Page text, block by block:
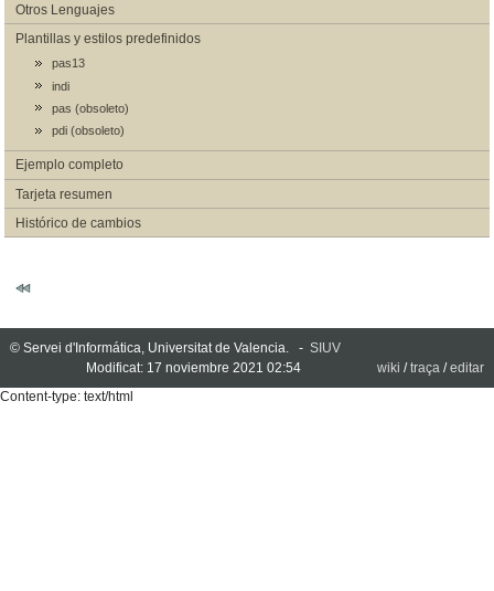
Otros Lenguajes
Plantillas y estilos predefinidos
pas13
indi
pas (obsoleto)
pdi (obsoleto)
Ejemplo completo
Tarjeta resumen
Histórico de cambios
© Servei d'Informática, Universitat de Valencia. - SIUV
Modificat: 17 noviembre 2021 02:54
wiki /traça /editar
Content-type: text/html